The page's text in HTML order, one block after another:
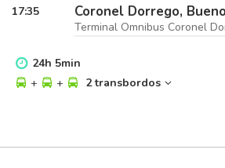
17:35 Coronel Dorrego,
Terminal Omnibus Coronel
24h 5min
+
+ 2 transbordos